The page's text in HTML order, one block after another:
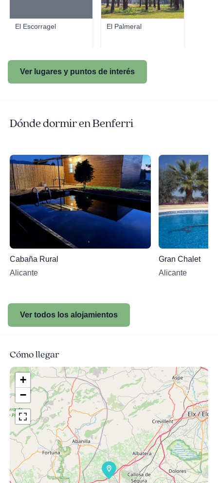
El Escorragel El Palmeral
Ver lugares y puntos de interés
Dónde dormir en Benferri
Cabaña Rural
Alicante
Gran Chalet
Alicante
Ver todos los alojamientos
Cómo llegar
+
−